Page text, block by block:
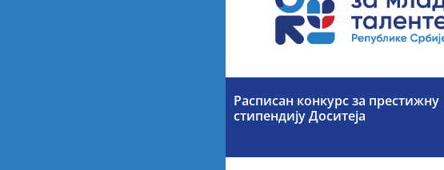
Расписан конкурс за престижну
стипендију Доситеја